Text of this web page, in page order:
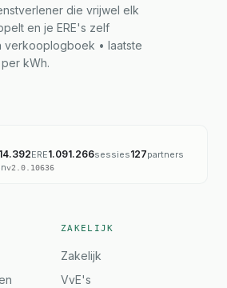
die vrijwel elk
en je ERE's zelf
verkooplogboek • laatste
kWh.
ERE1.091.266sessies127partners
v2.0.10636
ZAKELIJK
Zakelijk
VvE's